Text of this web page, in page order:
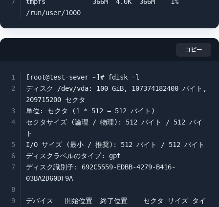
/run/user/1000
コピー
[root@test-sever ~]# fdisk -l
ディスク /dev/vda: 100 GiB, 107374182400 バイト,
209715200 セクタ
単位: セクタ (1 * 512 = 512 バイト)
セクタサイズ (論理 / 物理): 512 バイト / 512 バイ
ト
I/O サイズ (最小 / 推奨): 512 バイト / 512 バイト
ディスクラベルのタイプ: gpt
ディスク識別子: 692C5559-EDBB-4279-B416-
03BA2D60DF9A
デバイス   開始位置  終了位置    セクタ サイズ タイ